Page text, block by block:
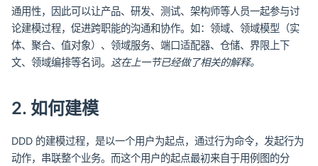
通用性，因此可以让产品、研发、测试、架构师等人员一起参与讨
论建模过程，促进跨职能的沟通和协作。如：领域、领域模型（实
体、聚合、值对象）、领域服务、端口适配器、仓储、界限上下
文、领域编排等名词。
这在上一节已经做了相关的解释。
2. 如何建模
DDD 的建模过程，是以一个用户为起点，通过行为命令，发起行为
动作，串联整个业务。而这个用户的起点最初来自于用例图的分